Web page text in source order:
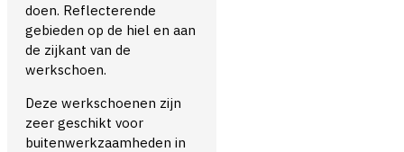
doen. Reflecterende
gebieden op de hiel en aan
de zijkant van de
werkschoen.
Deze werkschoenen zijn
zeer geschikt voor
buitenwerkzaamheden in